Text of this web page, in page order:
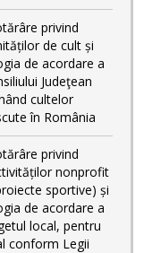
privind
de cult și
de acordare a
Judeţean
cultelor
în România
privind
nonprofit
sportive) și
de acordare a
local, pentru
conform Legii